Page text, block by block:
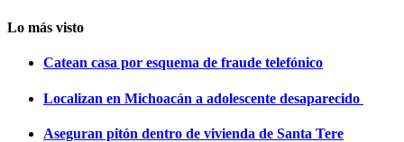
Lo más visto
Catean casa por esquema de fraude telefónico
Localizan en Michoacán a adolescente desaparecido
Aseguran pitón dentro de vivienda de Santa Tere